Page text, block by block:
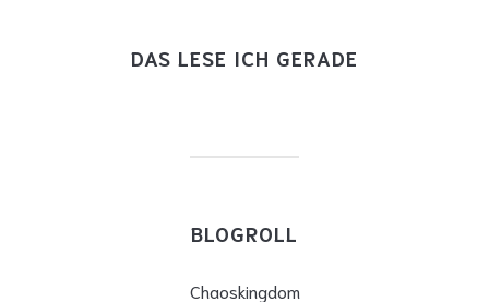
DAS LESE ICH GERADE
BLOGROLL
Chaoskingdom